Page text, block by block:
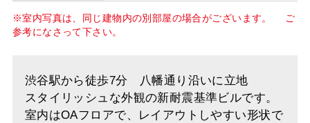
※室内写真は、同じ建物内の別部屋の場合がございます。 ご
参考になさって下さい。
渋谷駅から徒歩7分 八幡通り沿いに立地
スタイリッシュな外観の新耐震基準ビルです。
室内はOAフロアで、レイアウトしやすい形状で